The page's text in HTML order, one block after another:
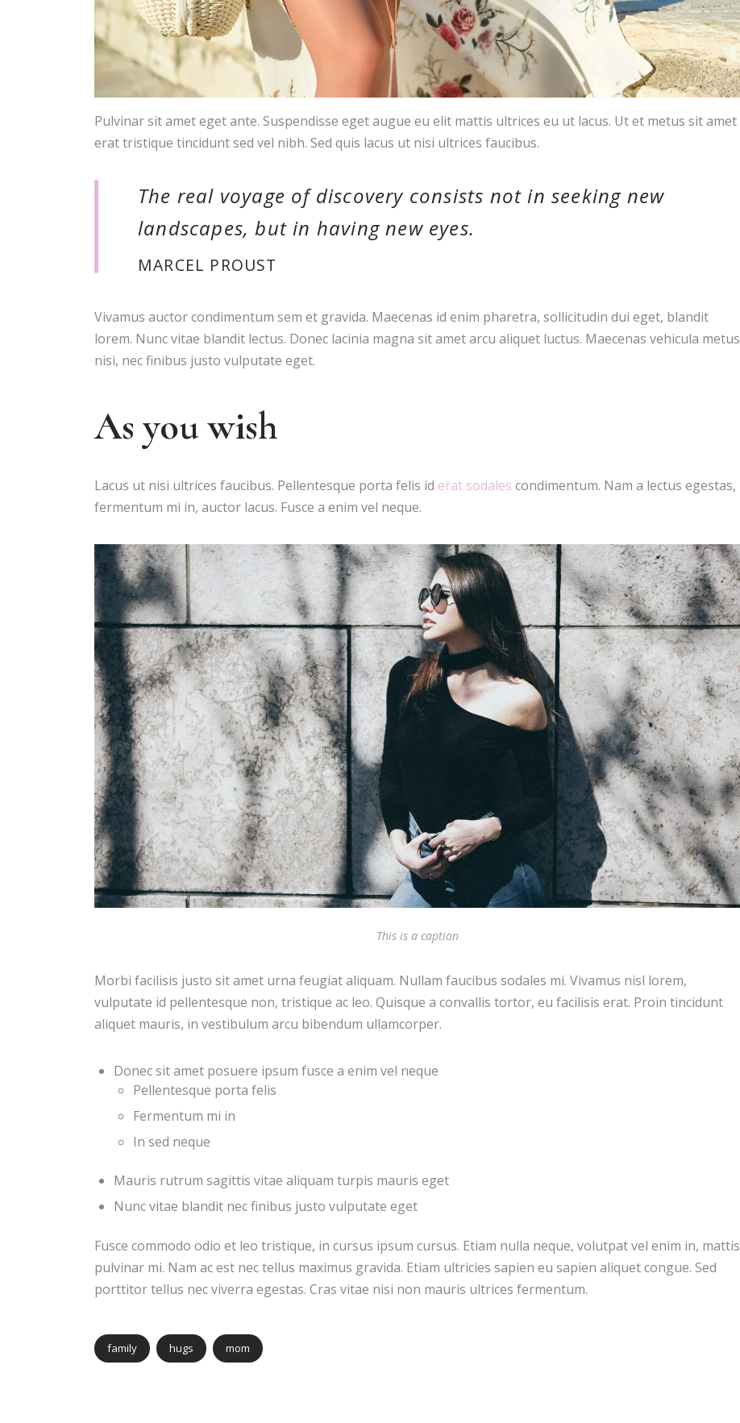
Pulvinar sit amet eget ante. Suspendisse eget augue eu elit mattis ultrices eu ut lacus. Ut et metus sit amet
erat tristique tincidunt sed vel nibh. Sed quis lacus ut nisi ultrices faucibus.
The real voyage of discovery consists not in seeking new
landscapes, but in having new eyes.
MARCEL PROUST
Vivamus auctor condimentum sem et gravida. Maecenas id enim pharetra, sollicitudin dui eget, blandit
lorem. Nunc vitae blandit lectus. Donec lacinia magna sit amet arcu aliquet luctus. Maecenas vehicula metus
nisi, nec finibus justo vulputate eget.
As you wish
Lacus ut nisi ultrices faucibus. Pellentesque porta felis id erat sodales condimentum. Nam a lectus egestas,
fermentum mi in, auctor lacus. Fusce a enim vel neque.
This is a caption
Morbi facilisis justo sit amet urna feugiat aliquam. Nullam faucibus sodales mi. Vivamus nisl lorem,
vulputate id pellentesque non, tristique ac leo. Quisque a convallis tortor, eu facilisis erat. Proin tincidunt
aliquet mauris, in vestibulum arcu bibendum ullamcorper.
Donec sit amet posuere ipsum fusce a enim vel neque
Pellentesque porta felis
Fermentum mi in
In sed neque
Mauris rutrum sagittis vitae aliquam turpis mauris eget
Nunc vitae blandit nec finibus justo vulputate eget
Fusce commodo odio et leo tristique, in cursus ipsum cursus. Etiam nulla neque, volutpat vel enim in, mattis
pulvinar mi. Nam ac est nec tellus maximus gravida. Etiam ultricies sapien eu sapien aliquet congue. Sed
porttitor tellus nec viverra egestas. Cras vitae nisi non mauris ultrices fermentum.
family hugs mom